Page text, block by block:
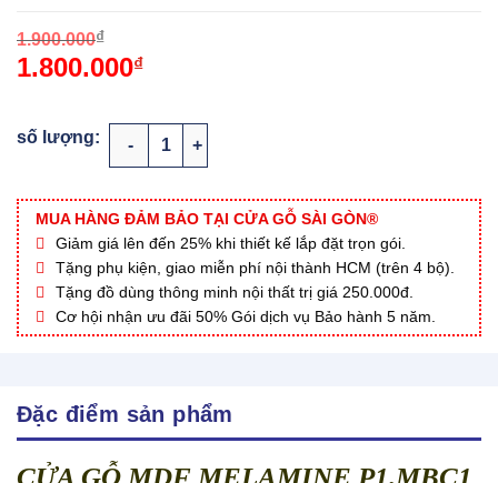
1.900.000₫
1.800.000₫
CỬA GỖ MDF MELAMINE P1.MBC1 số lượng
MUA HÀNG ĐẢM BẢO TẠI CỬA GỖ SÀI GÒN®
Giảm giá lên đến 25% khi thiết kế lắp đặt trọn gói.
Tặng phụ kiện, giao miễn phí nội thành HCM (trên 4 bộ).
Tặng đồ dùng thông minh nội thất trị giá 250.000đ.
Cơ hội nhận ưu đãi 50% Gói dịch vụ Bảo hành 5 năm.
Đặc điểm sản phẩm